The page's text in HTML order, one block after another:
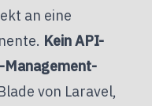
an eine
Kein API-
Management-
von Laravel,